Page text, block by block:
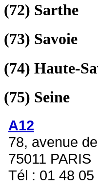
(72) Sarthe
(73) Savoie
(74) Haute-
(75) Seine
A12
78, avenue
75011 PARIS
Tél : 01 48 05